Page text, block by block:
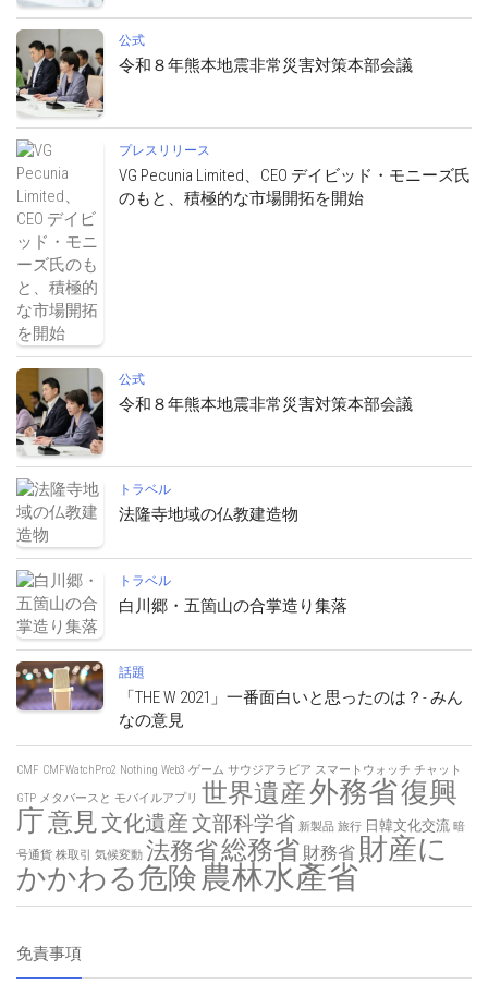
公式
令和８年熊本地震非常災害対策本部会議
プレスリリース
VG Pecunia Limited、CEO デイビッド・モニーズ氏
のもと、積極的な市場開拓を開始
公式
令和８年熊本地震非常災害対策本部会議
トラベル
法隆寺地域の仏教建造物
トラベル
白川郷・五箇山の合掌造り集落
話題
「THE W 2021」一番面白いと思ったのは？- みん
なの意見
CMF CMFWatchPro2 Nothing Web3 ゲーム サウジアラビア スマートウォッチ チャット
GTP メタバースと モバイルアプリ 世界遺産外務省復興
庁意見文化遺産文部科学省 新製品 旅行 日韓文化交流 暗
号通貨 株取引 気候変動 法務省総務省 財務省 財産に
かかわる危険農林水產省
免責事項